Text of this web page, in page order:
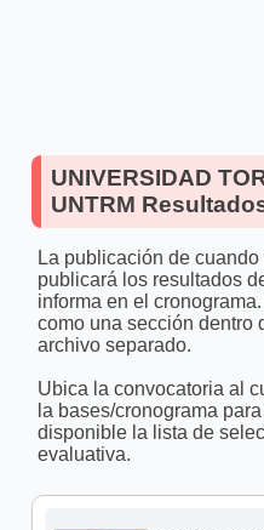
UNIVERSIDAD
UNTRM
La publicación de
publicará los resultados
informa en el
como una sección dentro
archivo separado.
Ubica la convocatoria al
la bases/cronograma
disponible la lista de
evaluativa.